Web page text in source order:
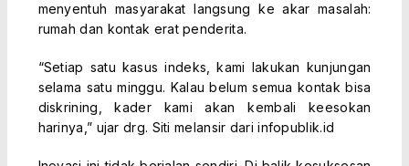
menyentuh masyarakat langsung ke akar masalah:
rumah dan kontak erat penderita.
“Setiap satu kasus indeks, kami lakukan kunjungan
selama satu minggu. Kalau belum semua kontak bisa
diskrining, kader kami akan kembali keesokan
harinya,” ujar drg. Siti melansir dari infopublik.id